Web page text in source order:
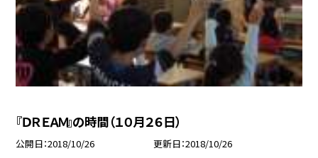
『ＤＲＥＡＭ』の時間（１０月２６日）
公開日 2018/10/26 更新日 2018/10/26